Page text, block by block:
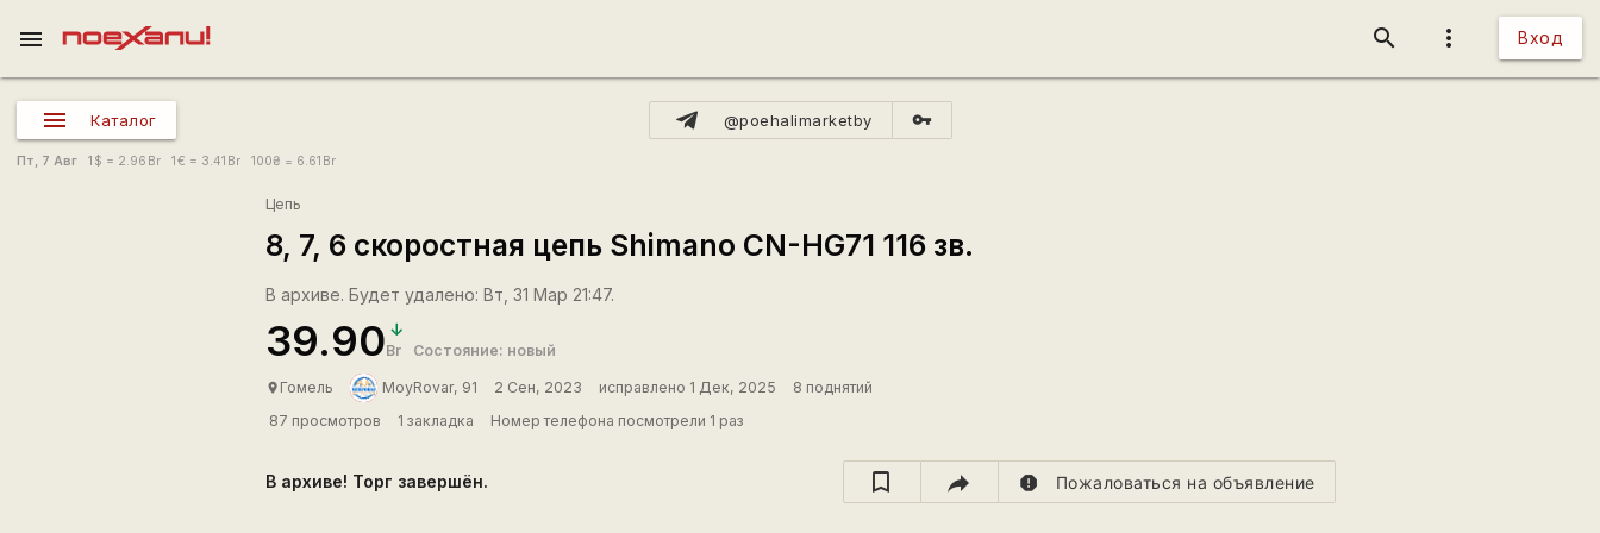
more_vert Вход
search
menu
Каталог @poehalimarketby vpn_key
Пт, 7 Авг 1 $ = 2.96 Br 1€ = 3.41 Br 100₴ = 6.61 Br
Цепь
8, 7, 6 скоростная цепь Shimano CN-HG71 116 зв.
В архиве. Будет удалено: Вт, 31 Мар 21:47.
39.90Br Состояние: новый
place Гомель MoyRovar, 91 2 Сен, 2023 исправлено 1 Дек, 2025
8 поднятий
87 просмотров
1 закладка Номер телефона посмотрели 1 раз
В архиве! Торг завершён. report Пожаловаться на объявление